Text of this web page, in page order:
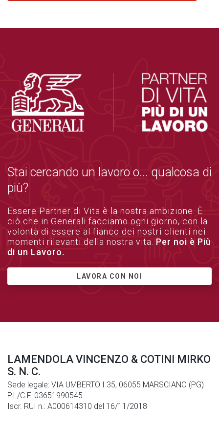
Stai cercando un lavoro o... qualcosa di
più?
Essere Partner di Vita è la nostra ambizione. È
ciò che in Generali facciamo ogni giorno, con la
volontà di essere al fianco dei nostri clienti nei
momenti rilevanti della nostra vita. Per noi è Più
di un Lavoro.
LAVORA CON NOI
LAMENDOLA VINCENZO & COTINI MIRKO
S. N. C.
Sede legale: VIA UMBERTO I 35, 06055 MARSCIANO (PG)
P.I./C.F. 03651990545
Iscr. RUI n.: A000614310 del 16/11/2018